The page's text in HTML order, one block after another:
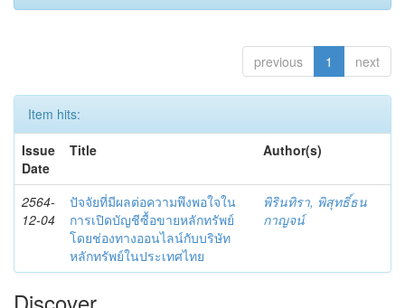
previous 1 next
Item hits:
Issue
Date
Title Author(s)
2564-
12-04
ปัจจัยที่มีผลต่อความพึงพอใจใน
การเปิดบัญชีซื้อขายหลักทรัพย์
โดยช่องทางออนไลน์กับบริษัท
หลักทรัพย์ในประเทศไทย
พิรินทิรา, พิสุทธิ์ธน
กาญจน์